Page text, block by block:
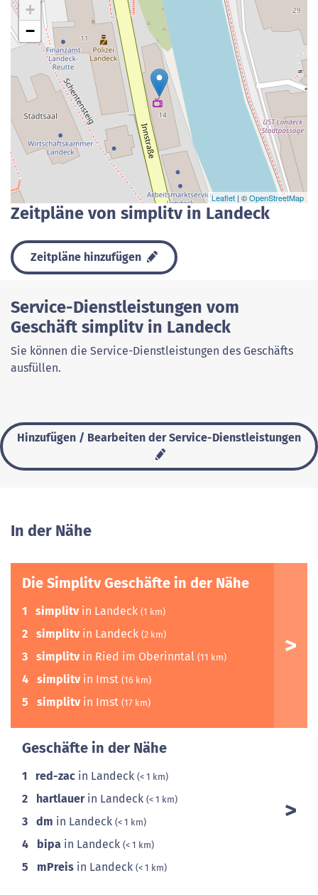
+
−
Leaflet | ©OpenStreetMap
Zeitpläne von simplitv in Landeck
Zeitpläne hinzufügen
Service-Dienstleistungen vom
Geschäft simplitv in Landeck
Sie können die Service-Dienstleistungen des Geschäfts
ausfüllen.
Hinzufügen / Bearbeiten der Service-Dienstleistungen
In der Nähe
Die Simplitv Geschäfte in der Nähe
1 simplitvin Landeck (1 km)
2 simplitvin Landeck (2 km)
3 simplitvin Ried im Oberinntal (11 km)
4 simplitvin Imst (16 km)
5 simplitvin Imst (17 km)
Geschäfte in der Nähe
1 red-zac in Landeck (< 1 km)
2 hartlauerin Landeck (< 1 km)
3 dm in Landeck (< 1 km)
4 bipa in Landeck (< 1 km)
5 mPreis in Landeck (< 1 km)